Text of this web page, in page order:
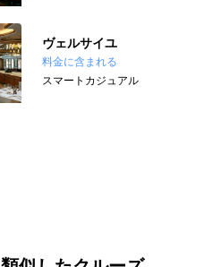
ヴェルサイユ
料金に含まれる
スマートカジュアル